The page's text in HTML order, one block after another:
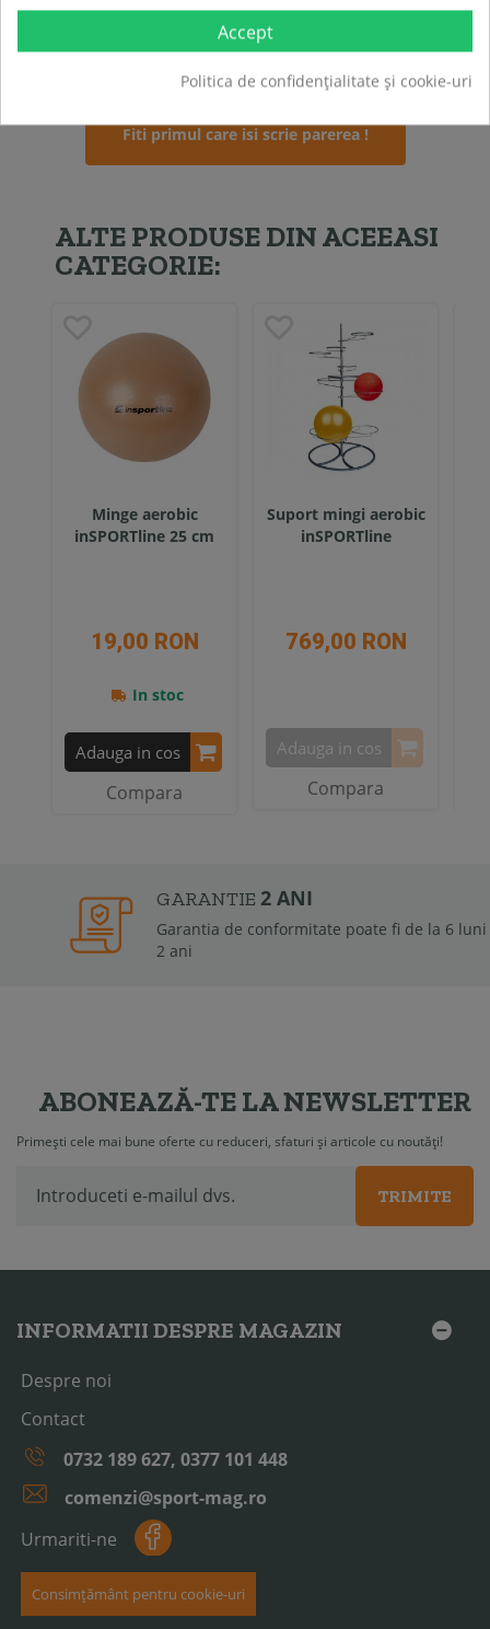
Utilizat pentru
Antrenament
Forma
Rotund
Fiti primul care isi scrie parerea !
ALTE PRODUSE DIN ACEEASI
CATEGORIE:
Minge aerobic
inSPORTline 25 cm
19,00 RON
In stoc
Adauga in cos
Compara
Suport mingi aerobic
inSPORTline
769,00 RON
Adauga in cos
Compara
GARANTIE2 ANI
Garantia de conformitate poate fi de la 6 luni la
2 ani
ABONEAZĂ-TE LA NEWSLETTER
Primești cele mai bune oferte cu reduceri, sfaturi și articole cu noutăți!
TRIMITE
INFORMATII DESPRE MAGAZIN
Despre noi
Contact
0732 189 627, 0377 101 448
comenzi@sport-mag.ro
Urmariti-ne
Consimțământ pentru cookie-uri
Accept
Politica de confidențialitate și cookie-uri